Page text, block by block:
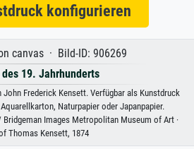
konfigurieren
canvas · Bild-ID: 906269
des 19. Jahrhunderts
Frederick Kensett. Verfügbar als Kunstdruck
Naturpapier oder Japanpapier.
Images Metropolitan Museum of Art ·
Thomas Kensett, 1874